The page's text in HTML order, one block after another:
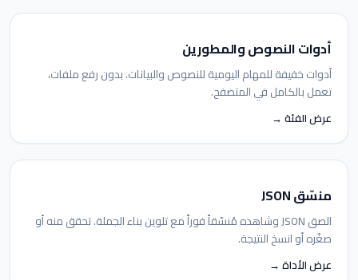
أدوات النصوص والمطورين
أدوات خفيفة للمهام اليومية للنصوص والبيانات. بدون رفع ملفات،
تعمل بالكامل في المتصفح.
عرض الفئة →
منسّق JSON
الصق JSON وشاهده مُنسّقاً فوراً مع تلوين بناء الجملة. تحقق منه أو
صغّره أو انسخ النتيجة.
عرض الأداة →